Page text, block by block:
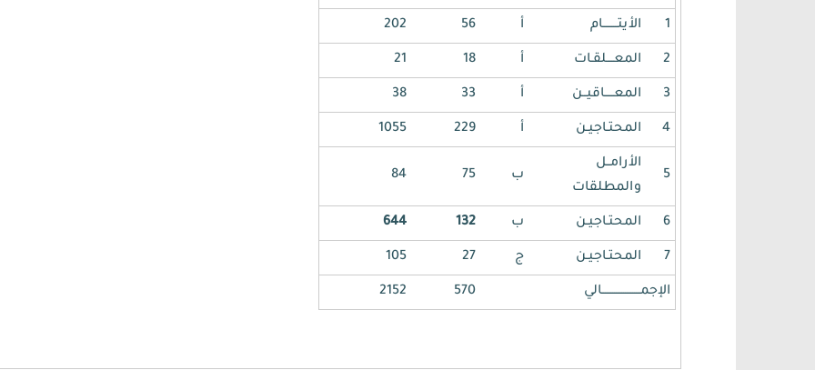
1 الأيتــــــــام أ 56
202
2 المعــــلقـات أ 18
21
3 المعـــــاقيــن أ 33
38
4 المحتـاجيـن أ 229
1055
5
الأرامــل
والمطلقات
ب 75
84
6 المحتـاجيـن ب 132
644
7 المحتـاجيـن ج 27
105
الإجمـــــــــــــــــــــالي 570
2152